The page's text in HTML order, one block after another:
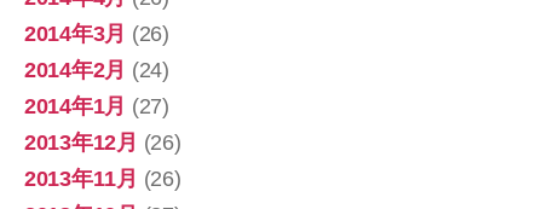
2014年3月 (26)
2014年2月 (24)
2014年1月 (27)
2013年12月 (26)
2013年11月 (26)